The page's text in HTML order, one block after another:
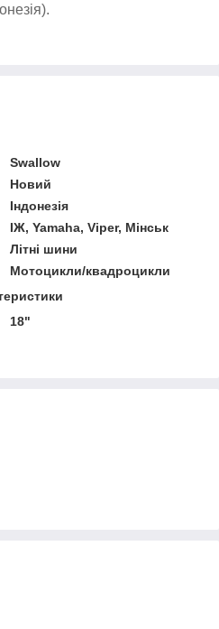
Swallow
Новий
Індонезія
ІЖ, Yamaha, Viper, Мінськ
Літні шини
Мотоцикли/квадроцикли
18"